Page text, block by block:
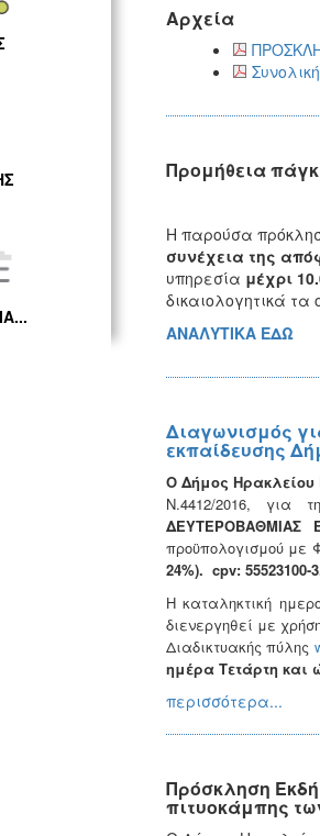
Αρχεία
Προμήθεια
Η παρούσα
συνέχεια της
υπηρεσία μέχρι
δικαιολογητικά
ΑΝΑΛΥΤΙΚΑ ΕΔΩ
Διαγωνισμός
εκπαίδευσης
Ο Δήμος Ηρακλείου
Ν.4412/2016, για
ΔΕΥΤΕΡΟΒΑΘΜΙΑΣ
προϋπολογισμού με
24%). cpv: 55523100-
Η καταληκτική
διενεργηθεί με
Διαδικτυακής πύλης
ημέρα Τετάρτη και
περισσότερα...
Πρόσκληση
πιτυοκάμπης